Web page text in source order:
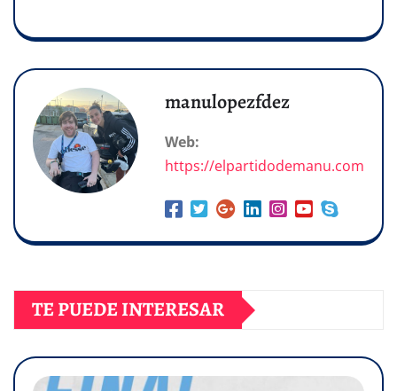
manulopezfdez
Web:
https://elpartidodemanu.com
TE PUEDE INTERESAR